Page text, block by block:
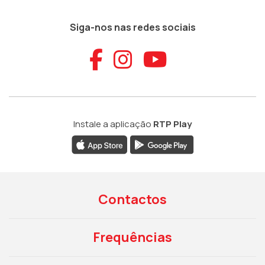
Siga-nos nas redes sociais
Aceder ao
Aceder ao
Aceder
Instale a aplicação RTP Play
Contactos
Frequências